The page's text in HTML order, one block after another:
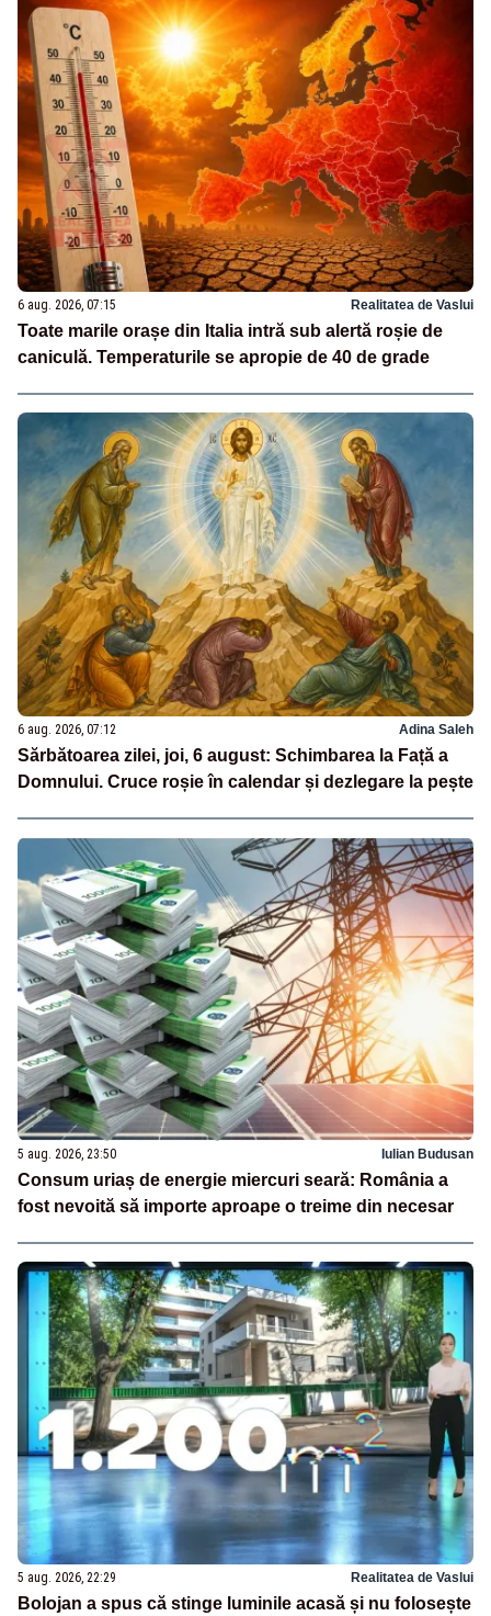
6 aug. 2026, 07:15 Realitatea de Vaslui
Toate marile orașe din Italia intră sub alertă roșie de
caniculă. Temperaturile se apropie de 40 de grade
6 aug. 2026, 07:12 Adina Saleh
Sărbătoarea zilei, joi, 6 august: Schimbarea la Față a
Domnului. Cruce roșie în calendar și dezlegare la pește
5 aug. 2026, 23:50 Iulian Budusan
Consum uriaș de energie miercuri seară: România a
fost nevoită să importe aproape o treime din necesar
5 aug. 2026, 22:29 Realitatea de Vaslui
Bolojan a spus că stinge luminile acasă și nu folosește